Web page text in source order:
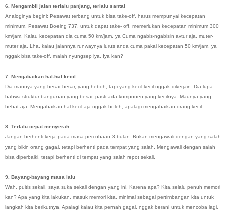
6. Mengambil jalan terlalu panjang, terlalu santai
Analoginya begini: Pesawat terbang untuk bisa take-off, harus mempunyai kecepatan
minimum. Pesawat Boeing 737, untuk dapat take- off, memerlukan kecepatan minimum 300
km/jam. Kalau kecepatan dia cuma 50 km/jam, ya Cuma ngabis-ngabisin avtur aja, muter-
muter aja. Lha, kalau jalannya runwaynya lurus anda cuma pakai kecepatan 50 km/jam, ya
nggak bisa take-off, malah nyungsep iya. Iya kan?
7. Mengabaikan hal-hal kecil
Dia maunya yang besar-besar, yang heboh, tapi yang kecil-kecil nggak dikerjain. Dia lupa
bahwa struktur bangunan yang besar, pasti ada komponen yang kecilnya. Maunya yang
hebat aja. Mengabaikan hal kecil aja nggak boleh, apalagi mengabaikan orang kecil.
8. Terlalu cepat menyerah
Jangan berhenti kerja pada masa percobaan 3 bulan. Bukan mengawali dengan yang salah
yang bikin orang gagal, tetapi berhenti pada tempat yang salah. Mengawali dengan salah
bisa diperbaiki, tetapi berhenti di tempat yang salah repot sekali.
9. Bayang-bayang masa lalu
Wah, puitis sekali, saya suka sekali dengan yang ini. Karena apa? Kita selalu penuh memori
kan? Apa yang kita lakukan, masuk memori kita, minimal sebagai pertimbangan kita untuk
langkah kita berikutnya. Apalagi kalau kita pernah gagal, nggak berani untuk mencoba lagi.